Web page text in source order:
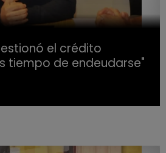
el crédito
tiempo de endeudarse"